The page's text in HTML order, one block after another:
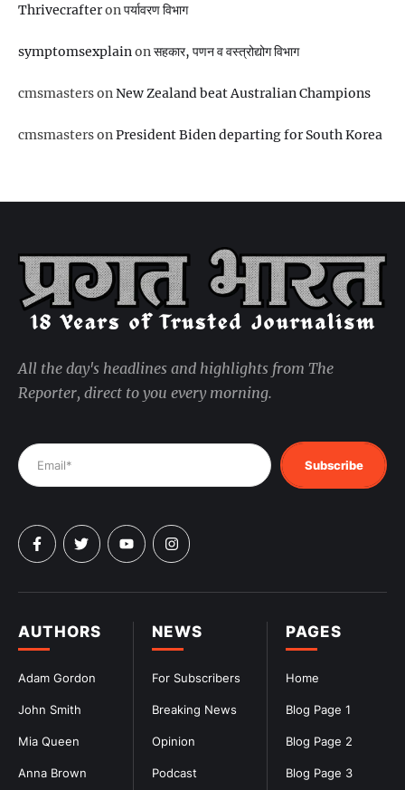
Thrivecrafteronपर्यावरण विभाग
symptomsexplainonसहकार, पणन व वस्‍त्रोद्योग विभाग
cmsmastersonNew Zealand beat Australian Champions
cmsmastersonPresident Biden departing for South Korea
PAGES
Home
Blog Page 1
Blog Page 2
Blog Page 3
NEWS
For Subscribers
Breaking News
Opinion
Podcast
AUTHORS
Adam Gordon
John Smith
Mia Queen
Anna Brown
All the day's headlines and highlights from The
Reporter, direct to you every morning.
Subscribe